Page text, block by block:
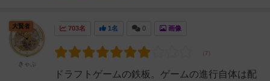
703名 1名 0 画像
ドラフトゲームの鉄板。ゲームの進行自体は配
大賢者
きゃぷ